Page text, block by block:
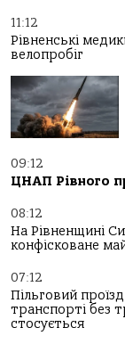
11:12
Рівненські
велопробіг
09:12
ЦНАП Рівного
08:12
На Рівненщині
конфісковане
07:12
Пільговий
транспорті без
стосується